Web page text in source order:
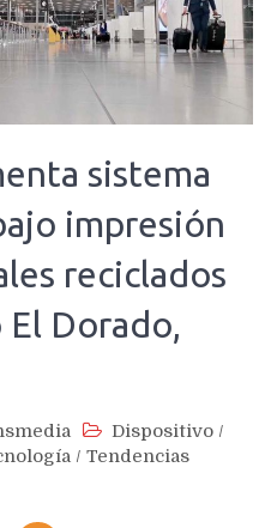
sistema
impresión
reciclados
Dorado,
Dispositivo /
/ Tendencias